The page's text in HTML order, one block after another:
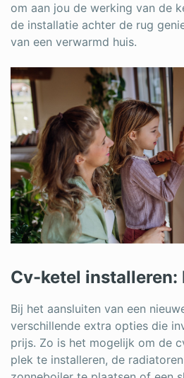
om aan jou de werking van de
de installatie achter de rug
van een verwarmd huis.
Cv-ketel installeren:
Bij het aansluiten van een
verschillende extra opties die
prijs. Zo is het mogelijk om de
plek te installeren, de